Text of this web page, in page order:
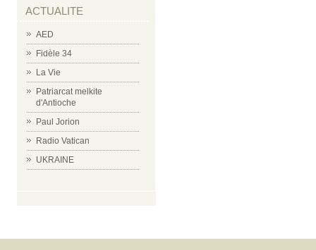
ACTUALITE
AED
Fidèle 34
La Vie
Patriarcat melkite
d'Antioche
Paul Jorion
Radio Vatican
UKRAINE